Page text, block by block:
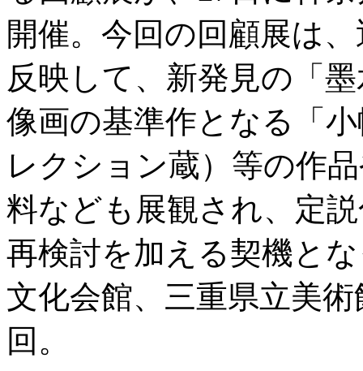
開催。今回の回顧展は
反映して、新発見の「
像画の基準作となる「
レクション蔵）等の作
料なども展観され、定
再検討を加える契機と
文化会館、三重県立美
回。